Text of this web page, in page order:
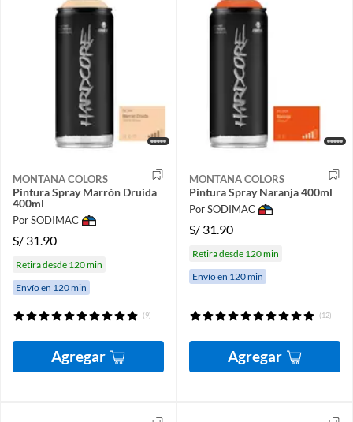
MONTANA COLORS
Pintura Spray Marrón Druida
400ml
Por SODIMAC
S/ 31.90
Retira desde 120 min
Envío en 120 min
(9)
Agregar
MONTANA COLORS
Pintura Spray Naranja 400ml
Por SODIMAC
S/ 31.90
Retira desde 120 min
Envío en 120 min
(12)
Agregar